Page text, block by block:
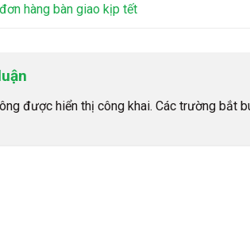
hàng bàn giao kịp tết
được hiển thị công khai. Các trường bắt